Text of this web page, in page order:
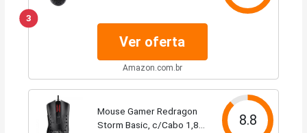
3
Ver oferta
Amazon.com.br
Mouse Gamer Redragon
Storm Basic, c/Cabo 1,8m,
8.8